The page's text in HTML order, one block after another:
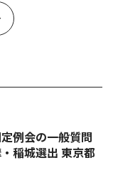
例会の一般質問
稲城選出 東京都